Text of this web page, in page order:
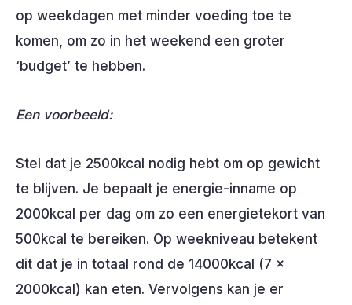
op weekdagen met minder voeding toe te
komen, om zo in het weekend een groter
‘budget’ te hebben.
Een voorbeeld:
Stel dat je 2500kcal nodig hebt om op gewicht
te blijven. Je bepaalt je energie-inname op
2000kcal per dag om zo een energietekort van
500kcal te bereiken. Op weekniveau betekent
dit dat je in totaal rond de 14000kcal (7 x
2000kcal) kan eten. Vervolgens kan je er